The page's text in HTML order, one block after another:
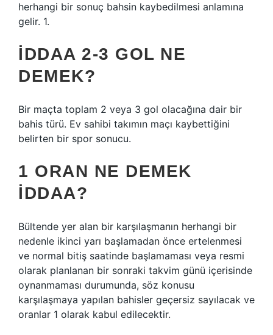
herhangi bir sonuç bahsin kaybedilmesi anlamına
gelir. 1.
İDDAA 2-3 GOL NE
DEMEK?
Bir maçta toplam 2 veya 3 gol olacağına dair bir
bahis türü. Ev sahibi takımın maçı kaybettiğini
belirten bir spor sonucu.
1 ORAN NE DEMEK
IDDAA?
Bültende yer alan bir karşılaşmanın herhangi bir
nedenle ikinci yarı başlamadan önce ertelenmesi
ve normal bitiş saatinde başlamaması veya resmi
olarak planlanan bir sonraki takvim günü içerisinde
oynanmaması durumunda, söz konusu
karşılaşmaya yapılan bahisler geçersiz sayılacak ve
oranlar 1 olarak kabul edilecektir.